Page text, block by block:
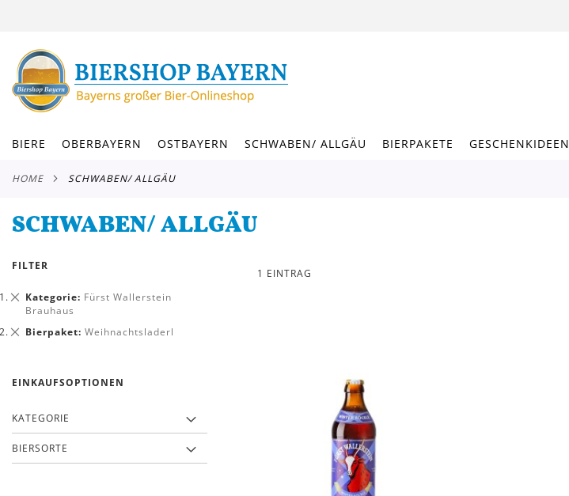
INHALT
BIERE OBERBAYERN OSTBAYERN SCHWABEN/ ALLGÄU BIERPAKETE GESCHENKIDEEN
HOME SCHWABEN/ ALLGÄU
SCHWABEN/ ALLGÄU
1 EINTRAG
FILTER
Kategorie Fürst Wallerstein
Brauhaus
Dies
entfernen
Bierpaket Weihnachtsladerl
Dies
EINKAUFSOPTIONEN
KATEGORIE
BIERSORTE